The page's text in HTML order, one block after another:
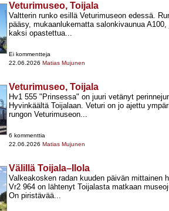
Veturimuseo, Toijala
Valtterin runko esillä Veturimuseon edessä.
pääsy, mukaanlukematta salonkivaunua
kaksi opastettua...
Ei kommentteja
22.06.2026 Matias Mujunen
Veturimuseo, Toijala
Hv1 555 "Prinsessa" on juuri vetänyt
Hyvinkäältä Toijalaan. Veturi on jo ajettu
rungon Veturimuseon...
6 kommenttia
22.06.2026 Matias Mujunen
Välillä Toijala–Ilola
Valkeakosken radan kuuden päivän mittainen
Vr2 964 on lähtenyt Toijalasta matkaan
On piristävää...